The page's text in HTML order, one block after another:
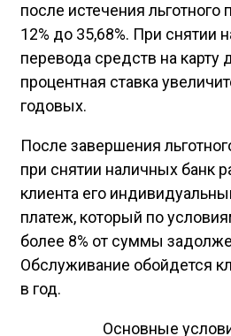
после истечения льготного
12% до 35,68%. При снятии
перевода средств на карту
процентная ставка
годовых.
После завершения
при снятии наличных банк
клиента его
платеж, который по
более 8% от суммы
Обслуживание обойдется
в год.
Основные